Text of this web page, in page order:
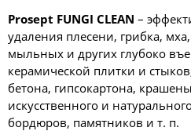
Prosept FUNGI CLEAN –
удаления плесени, грибка,
мыльных и других глубоко
керамической плитки и
бетона, гипсокартона,
искусственного и
бордюров, памятников и т. п.